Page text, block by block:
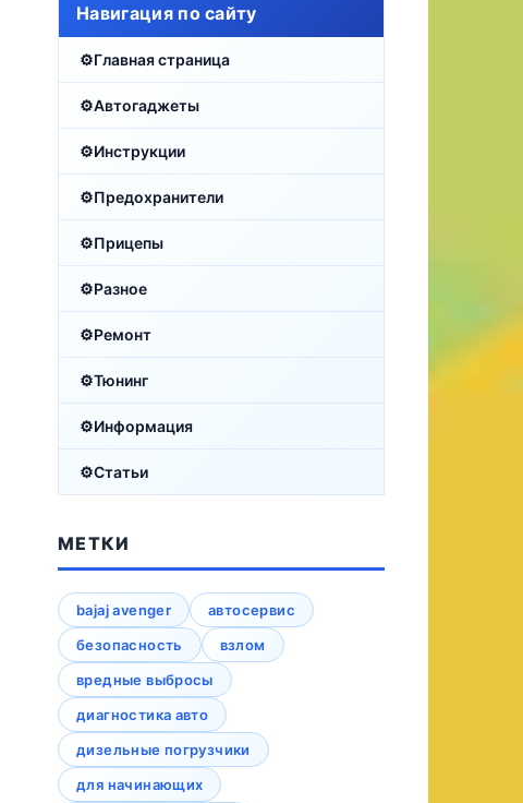
Навигация по сайту
Главная страница
Автогаджеты
Инструкции
Предохранители
Прицепы
Разное
Ремонт
Тюнинг
Информация
Статьи
МЕТКИ
bajaj avenger
автосервис
безопасность
взлом
вредные выбросы
диагностика авто
дизельные погрузчики
для начинающих